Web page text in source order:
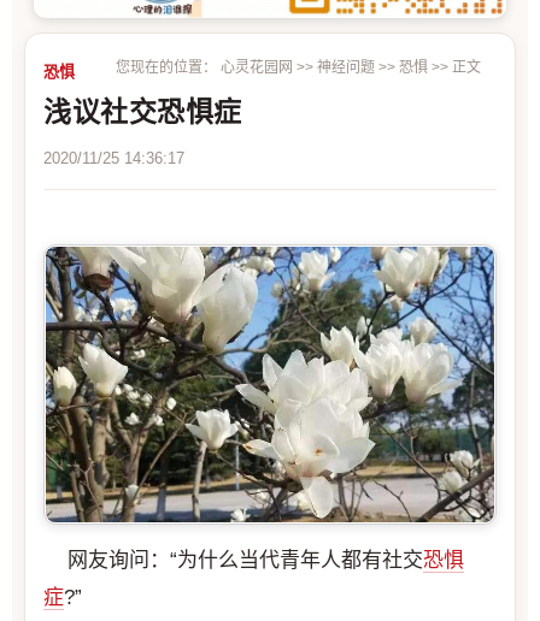
您现在的位置： 心灵花园网 >> 神经问题 >> 恐惧 >> 正文
恐惧
浅议社交恐惧症
2020/11/25 14:36:17
网友询问：“为什么当代青年人都有社交恐惧
症?”